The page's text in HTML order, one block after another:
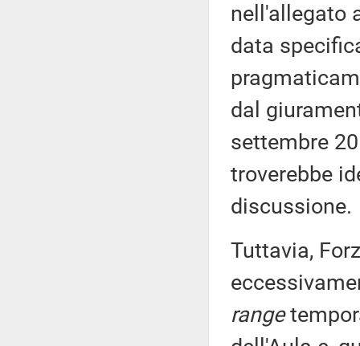
nell'allegato
data
dal
settembre
troverebbe
discussione.
Tuttavia,
range